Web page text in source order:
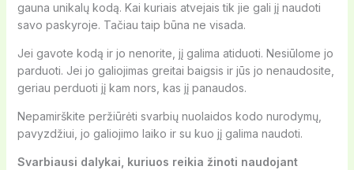
gauna unikalų kodą. Kai kuriais atvejais tik jie gali jį naudoti
savo paskyroje. Tačiau taip būna ne visada.
Jei gavote kodą ir jo nenorite, jį galima atiduoti. Nesiūlome jo
parduoti. Jei jo galiojimas greitai baigsis ir jūs jo nenaudosite,
geriau perduoti jį kam nors, kas jį panaudos.
Nepamirškite peržiūrėti svarbių nuolaidos kodo nurodymų,
pavyzdžiui, jo galiojimo laiko ir su kuo jį galima naudoti.
Svarbiausi dalykai, kuriuos reikia žinoti naudojant